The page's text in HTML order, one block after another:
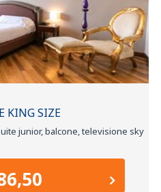
KING SIZE
junior, balcone, televisione sky